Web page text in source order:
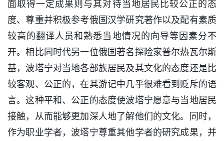
面取得一定成果则与其对待当地居民比较公正的态
度、尊重并积极参考俄国汉学研究著作以及配有素质
较高的翻译人员和熟悉当地情况的向导等因素分不
开。相比同时代另一位俄国著名探险家普尔热瓦尔斯
基，波塔宁对当地各部族居民及其文化的态度还是比
较客观、公正的，在其游记中几乎很难看到贬斥的语
言。这种平和、公正的态度使波塔宁愿意与当地居民
接触，从而能够更加深人地了解他们的文化。同时，
作为职业学者，波塔宁尊重其他学者的研究成果，并